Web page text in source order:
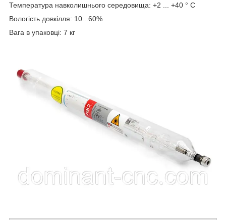
Температура навколишнього середовища: +2 ... +40 ° С
Вологість довкілля: 10...60%
Вага в упаковці: 7 кг